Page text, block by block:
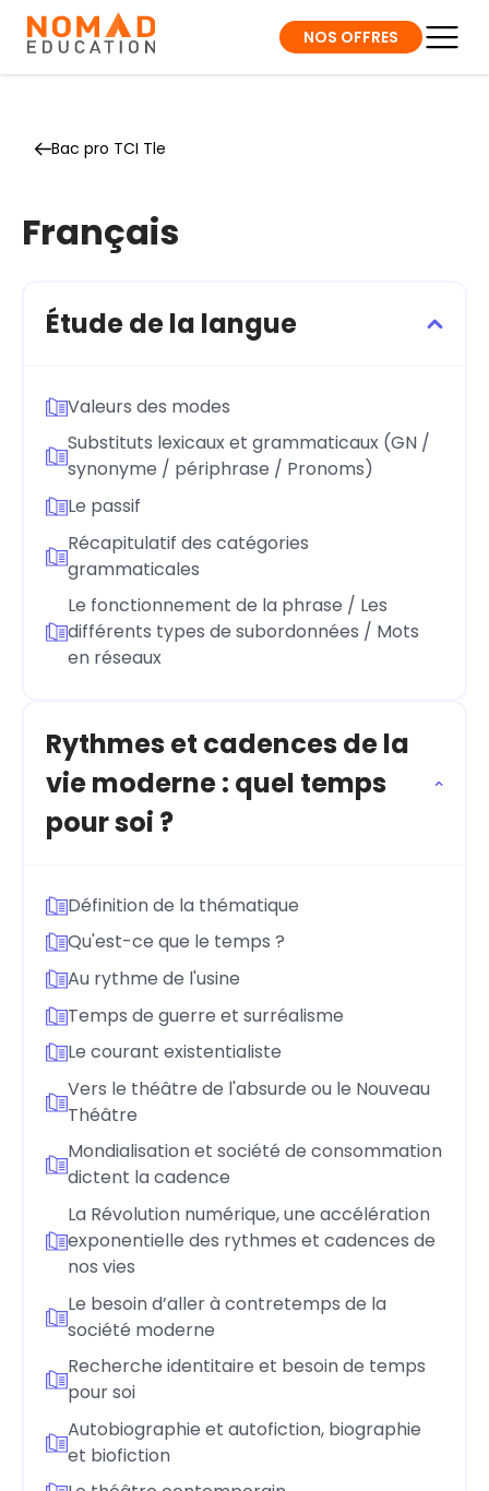
NOS OFFRES
Bac pro TCI Tle
Français
Étude de la langue
Valeurs des modes
Substituts lexicaux et grammaticaux (GN /
synonyme / périphrase / Pronoms)
Le passif
Récapitulatif des catégories
grammaticales
Le fonctionnement de la phrase / Les
différents types de subordonnées / Mots
en réseaux
Rythmes et cadences de la
vie moderne : quel temps
pour soi ?
Définition de la thématique
Qu'est-ce que le temps ?
Au rythme de l'usine
Temps de guerre et surréalisme
Le courant existentialiste
Vers le théâtre de l'absurde ou le Nouveau
Théâtre
Mondialisation et société de consommation
dictent la cadence
La Révolution numérique, une accélération
exponentielle des rythmes et cadences de
nos vies
Le besoin d’aller à contretemps de la
société moderne
Recherche identitaire et besoin de temps
pour soi
Autobiographie et autofiction, biographie
et biofiction